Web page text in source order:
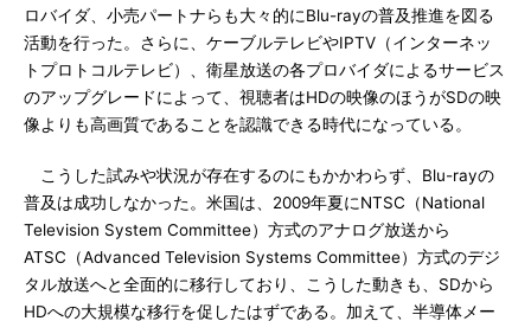
ロバイダ、小売パートナらも大々的にBlu-rayの普及推進を図る
活動を行った。さらに、ケーブルテレビやIPTV（インターネッ
トプロトコルテレビ）、衛星放送の各プロバイダによるサービス
のアップグレードによって、視聴者はHDの映像のほうがSDの映
像よりも高画質であることを認識できる時代になっている。
こうした試みや状況が存在するのにもかかわらず、Blu-rayの
普及は成功しなかった。米国は、2009年夏にNTSC（National
Television System Committee）方式のアナログ放送から
ATSC（Advanced Television Systems Committee）方式のデジ
タル放送へと全面的に移行しており、こうした動きも、SDから
HDへの大規模な移行を促したはずである。加えて、半導体メー